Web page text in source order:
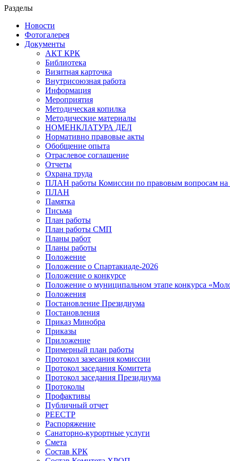
Разделы
Новости
Фотогалерея
Документы
АКТ КРК
Библиотека
Визитная карточка
Внутрисоюзная работа
Информация
Мероприятия
Методическая копилка
Методические материалы
НОМЕНКЛАТУРА ДЕЛ
Нормативно правовые акты
Обобщение опыта
Отраслевое соглашение
Отчеты
Охрана труда
ПЛАН работы Комиссии по правовым вопросам на
ПЛАН
Памятка
Письма
План работы
План работы СМП
Планы работ
Планы работы
Положение
Положение о Спартакиаде-2026
Положение о конкурсе
Положение о муниципальном этапе конкурса
Положения
Постановление Президиума
Постановления
Приказ Минобра
Приказы
Приложение
Примерный план работы
Протокол зазесания комиссии
Протокол заседания Комитета
Протокол заседания Президиума
Протоколы
Профактивы
Публичный отчет
РЕЕСТР
Распоряжение
Санаторно-курортные услуги
Смета
Состав КРК